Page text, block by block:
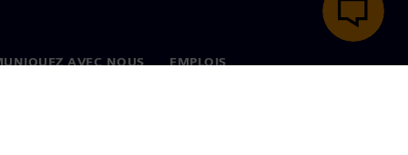
AVEC NOUS EMPLOIS